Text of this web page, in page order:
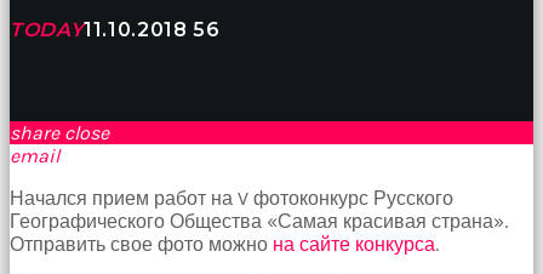
teşekkür
yapmak
için
altyazılı
porno
Arkadaşımın
TODAY11.10.201856
share close
email
Начался прием работ на V фотоконкурс Русского
Географического Общества «Самая красивая страна».
Отправить свое фото можно на сайте конкурса.